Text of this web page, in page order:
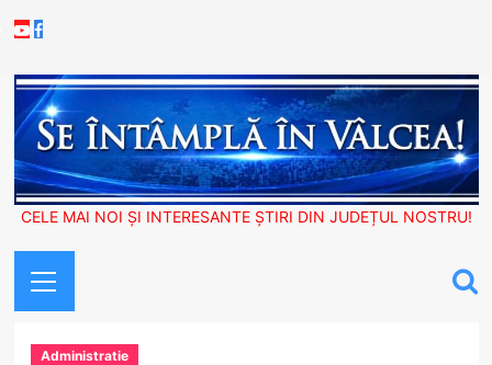
to
Youtube
Facebook
CELE MAI NOI ȘI INTERESANTE ȘTIRI DIN JUDEȚUL NOSTRU!
Menu
Administratie